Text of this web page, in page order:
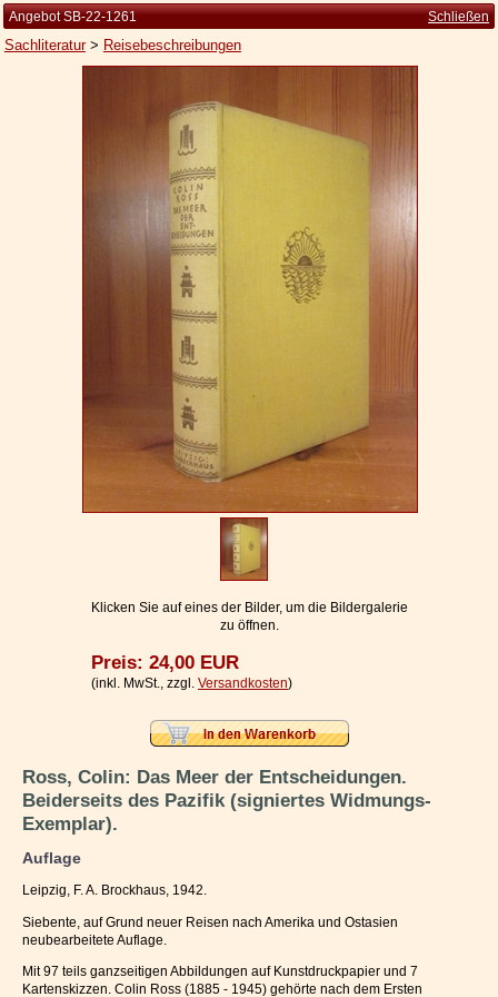
Die Brockhaus Auflagen
Die Meyer Auflagen
Widerrufsbelehrung
Geschäftsbedingungen
Ihr Warenkorb
Angebot SB-22-1261 Schließen
Sachliteratur> Reisebeschreibungen
Klicken Sie auf eines der Bilder, um die Bildergalerie
zu öffnen.
Preis: 24,00 EUR
(inkl. MwSt., zzgl. Versandkosten)
Ross, Colin: Das Meer der Entscheidungen.
Beiderseits des Pazifik (signiertes Widmungs-
Exemplar).
Auflage
Leipzig, F. A. Brockhaus, 1942.
Siebente, auf Grund neuer Reisen nach Amerika und Ostasien
neubearbeitete Auflage.
Mit 97 teils ganzseitigen Abbildungen auf Kunstdruckpapier und 7
Kartenskizzen. Colin Ross (1885 - 1945) gehörte nach dem Ersten